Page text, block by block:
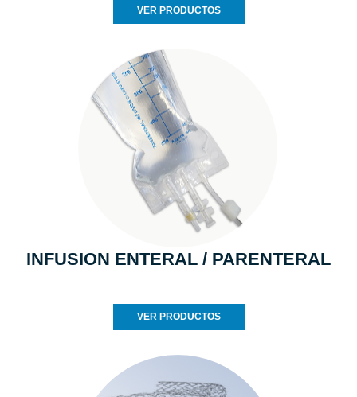
VER PRODUCTOS
INFUSION ENTERAL / PARENTERAL
VER PRODUCTOS